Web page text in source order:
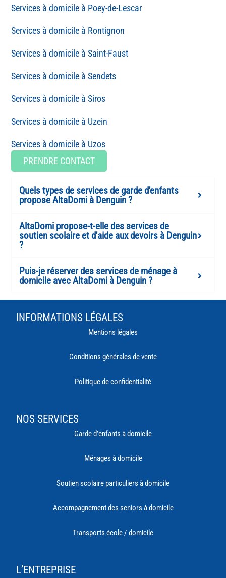
Poey-de-Lescar
Rontignon
Saint-Faust
Sendets
Siros
Uzein
Uzos
PRENDRE CONTACT
Quels types de services de garde d'enfants
propose AltaDomi à Denguin ?
AltaDomi propose-t-elle des services de
soutien scolaire et d'aide aux devoirs à Denguin
?
Puis-je réserver des services de ménage à
domicile avec AltaDomi à Denguin ?
INFORMATIONS LÉGALES
Mentions légales
Conditions générales de vente
Politique de confidentialité
NOS SERVICES
Garde d’enfants à domicile
Ménages à domicile
Soutien scolaire particuliers à domicile
Accompagnement des seniors à domicile
Transports école / domicile
L’ENTREPRISE